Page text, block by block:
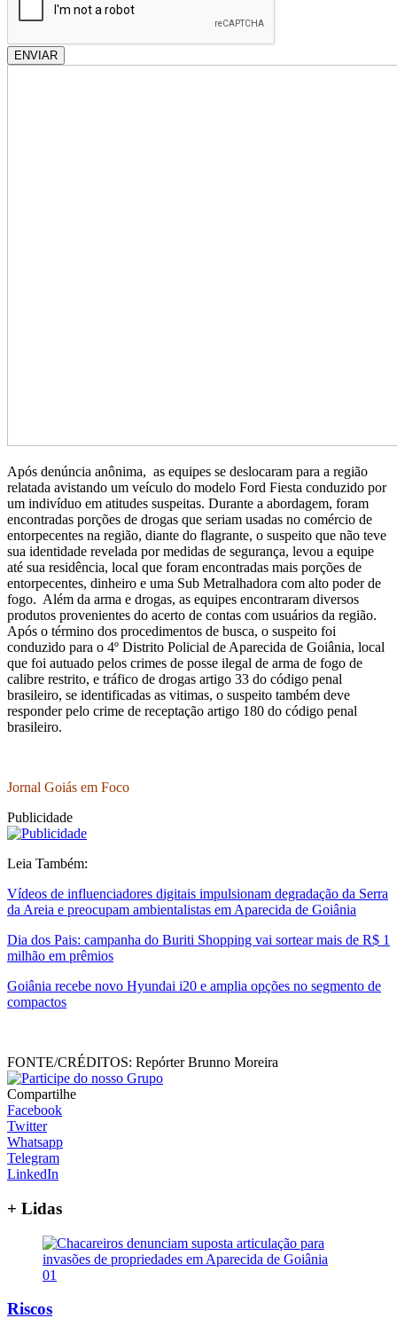
ENVIAR
Após denúncia anônima, as equipes se deslocaram para a região
relatada avistando um veículo do modelo Ford Fiesta conduzido por
um indivíduo em atitudes suspeitas. Durante a abordagem, foram
encontradas porções de drogas que seriam usadas no comércio de
entorpecentes na região, diante do flagrante, o suspeito que não teve
sua identidade revelada por medidas de segurança, levou a equipe
até sua residência, local que foram encontradas mais porções de
entorpecentes, dinheiro e uma Sub Metralhadora com alto poder de
fogo. Além da arma e drogas, as equipes encontraram diversos
produtos provenientes do acerto de contas com usuários da região.
Após o término dos procedimentos de busca, o suspeito foi
conduzido para o 4º Distrito Policial de Aparecida de Goiânia, local
que foi autuado pelos crimes de posse ilegal de arma de fogo de
calibre restrito, e tráfico de drogas artigo 33 do código penal
brasileiro, se identificadas as vitimas, o suspeito também deve
responder pelo crime de receptação artigo 180 do código penal
brasileiro.
Jornal Goiás em Foco
Publicidade
Leia Também:
Vídeos de influenciadores digitais impulsionam degradação da Serra
da Areia e preocupam ambientalistas em Aparecida de Goiânia
Dia dos Pais: campanha do Buriti Shopping vai sortear mais de R$ 1
milhão em prêmios
Goiânia recebe novo Hyundai i20 e amplia opções no segmento de
compactos
FONTE/CRÉDITOS: Repórter Brunno Moreira
Compartilhe
Facebook
Twitter
Whatsapp
Telegram
LinkedIn
+ Lidas
01
Riscos